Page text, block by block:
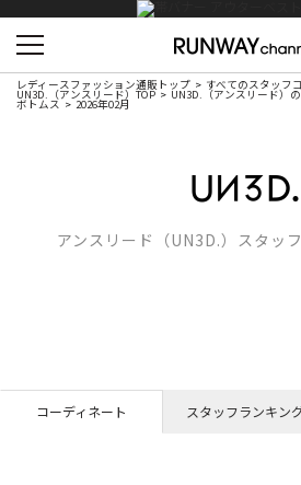
レディースファッション通販トップ すべてのスタッフ
UN3D.（アンスリード）TOP UN3D.（アンスリード）
ボトムス 2026年02月
アンスリード（UN3D.）スタッ
コーディネート スタッフランキン